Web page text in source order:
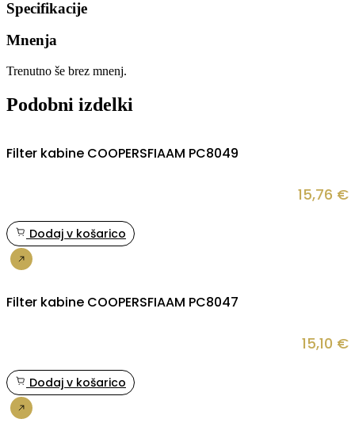
Specifikacije
Mnenja
Trenutno še brez mnenj.
Podobni izdelki
Filter kabine COOPERSFIAAM PC8049
15,76 €
Dodaj v košarico
Filter kabine COOPERSFIAAM PC8047
15,10 €
Dodaj v košarico